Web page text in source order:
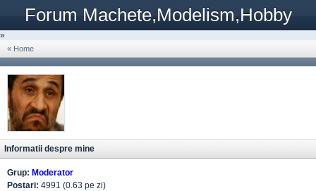
Forum Machete,Modelism,Hobby
»
« Home
Informatii despre mine
Grup: Moderator
Postari: 4991 (0.63 pe zi)